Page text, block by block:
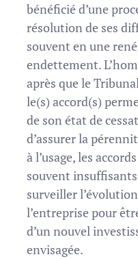
bénéficié d’une
résolution de ses
souvent en une
endettement.
après que le
le(s) accord(s)
de son état de
d’assurer la
à l’usage, les
souvent
surveiller
l’entreprise pour
d’un nouvel
envisagée.